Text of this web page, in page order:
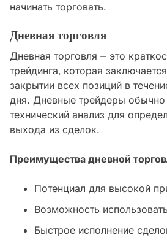
начинать торговать.
Дневная торговля
Дневная торговля ⏤ это
трейдинга‚ которая
закрытии всех позиций в
дня. Дневные трейдеры обычно
технический анализ для
выхода из сделок.
Преимущества дневной
Потенциал для высокой
Возможность
Быстрое исполнение